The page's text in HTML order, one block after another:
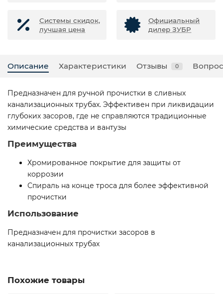
Системы скидок,
лучшая цена
Официальный
дилер ЗУБР
Описание Характеристики Отзывы 0
Предназначен для ручной прочистки в сливных
канализационных трубах. Эффективен при ликвидации
глубоких засоров, где не справляются традиционные
химические средства и вантузы
Преимущества
Хромированное покрытие для защиты от
коррозии
Спираль на конце троса для более эффективной
прочистки
Использование
Предназначен для прочистки засоров в
канализационных трубах
Похожие товары